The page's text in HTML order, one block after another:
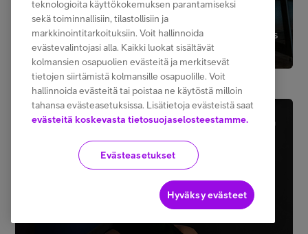
Älykaupunkien menestysresepti: Luovuus, rohkeus
ja yhteistyö
Tekoäly 5 min
teknologioita käyttökokemuksen parantamiseksi
sekä toiminnallisiin, tilastollisiin ja
markkinointitarkoituksiin. Voit hallinnoida
evästevalintojasi alla. Kaikki luokat sisältävät
kolmansien osapuolien evästeitä ja merkitsevät
tietojen siirtämistä kolmansille osapuolille. Voit
hallinnoida evästeitä tai poistaa ne käytöstä milloin
tahansa evästeasetuksissa. Lisätietoja evästeistä saat
evästeitä koskevasta tietosuojaselosteestamme.
Evästeasetukset
Hyväksy evästeet